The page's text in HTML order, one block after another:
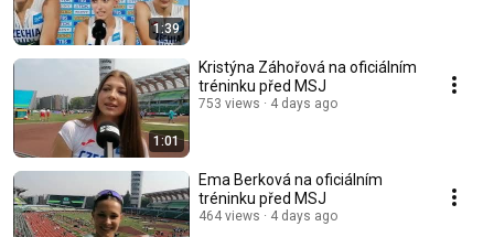
1:39
1:01
Kristýna Záhořová na oficiálním
tréninku před MSJ
753 views 4 days ago
Ema Berková na oficiálním
tréninku před MSJ
464 views 4 days ago